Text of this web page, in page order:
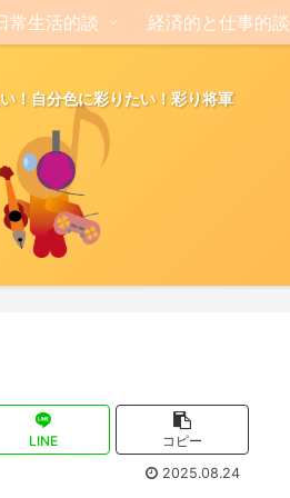
！自分色に彩りたい！彩り将軍
常生活的談 経済的と仕事的談
LINE
コピー
2025.08.24